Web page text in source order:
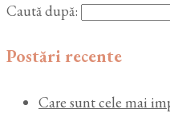
Caută după:
Postări recente
Care sunt cele mai